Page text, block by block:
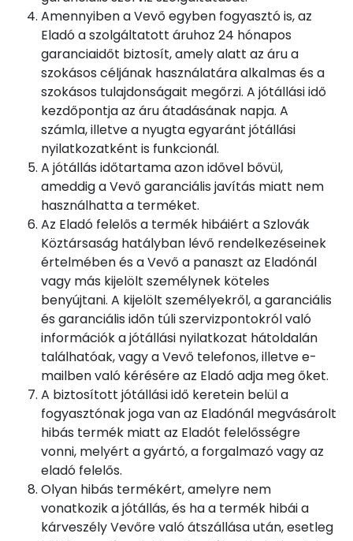
Amennyiben a Vevő egyben fogyasztó is, az
Eladó a szolgáltatott áruhoz 24 hónapos
garanciaidőt biztosít, amely alatt az áru a
szokásos céljának használatára alkalmas és a
szokásos tulajdonságait megőrzi. A jótállási idő
kezdőpontja az áru átadásának napja. A
számla, illetve a nyugta egyaránt jótállási
nyilatkozatként is funkcionál.
A jótállás időtartama azon idővel bővül,
ameddig a Vevő garanciális javítás miatt nem
használhatta a terméket.
Az Eladó felelős a termék hibáiért a Szlovák
Köztársaság hatályban lévő rendelkezéseinek
értelmében és a Vevő a panaszt az Eladónál
vagy más kijelölt személynek köteles
benyújtani. A kijelölt személyekről, a garanciális
és garanciális időn túli szervizpontokról való
információk a jótállási nyilatkozat hátoldalán
találhatóak, vagy a Vevő telefonos, illetve e-
mailben való kérésére az Eladó adja meg őket.
A biztosított jótállási idő keretein belül a
fogyasztónak joga van az Eladónál megvásárolt
hibás termék miatt az Eladót felelősségre
vonni, melyért a gyártó, a forgalmazó vagy az
eladó felelős.
Olyan hibás termékért, amelyre nem
vonatkozik a jótállás, és ha a termék hibái a
kárveszély Vevőre való átszállása után, esetleg